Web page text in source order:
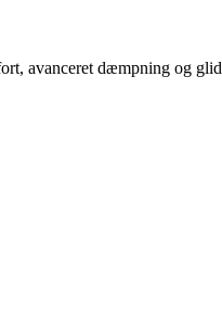
avanceret dæmpning og